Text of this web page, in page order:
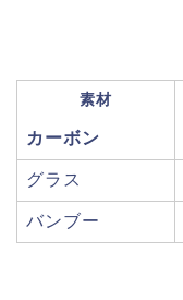
素材
カーボン
グラス
バンブー